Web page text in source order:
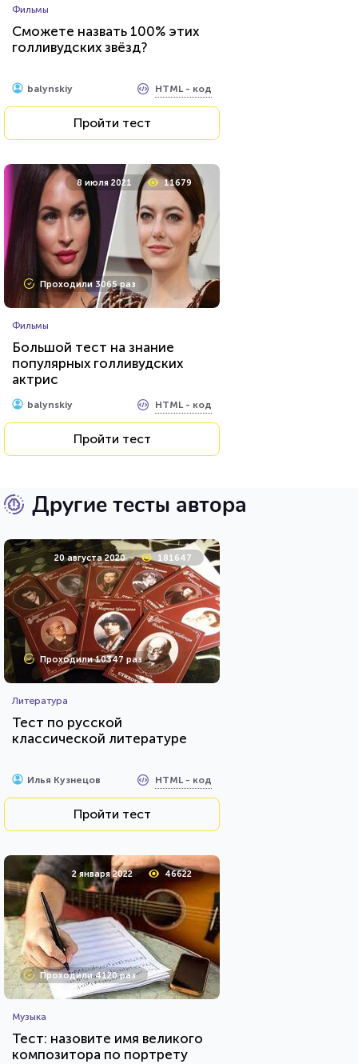
Фильмы
Сможете назвать 100% этих
голливудских звёзд?
balynskiy HTML - код
Пройти тест
8 июля 2021 11679
Проходили 3065 раз
Фильмы
Большой тест на знание
популярных голливудских
актрис
balynskiy HTML - код
Пройти тест
Другие тесты автора
20 августа 2020 181647
Проходили 10347 раз
Литература
Тест по русской
классической литературе
Илья Кузнецов HTML - код
Пройти тест
2 января 2022 46622
Проходили 4120 раз
Музыка
Тест: назовите имя великого
композитора по портрету